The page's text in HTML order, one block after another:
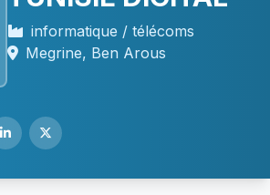
informatique / télécoms
Megrine, Ben Arous